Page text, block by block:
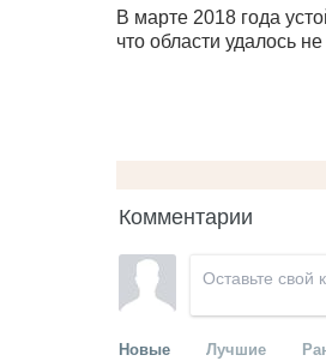
В марте 2018 года
что области удалось
Комментарии
Новые Лучшие